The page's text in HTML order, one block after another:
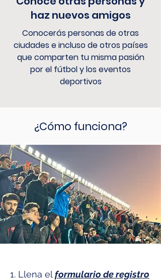
haz nuevos amigos
Conocerás personas de otras
ciudades e incluso de otros países
que comparten tu misma pasión
por el fútbol y los eventos
deportivos
¿Cómo funciona?
1. Llena el formulario de registro